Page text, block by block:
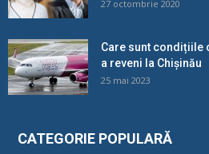
27 octombrie 2020
Care sunt condițiile
a reveni la Chișinău
25 mai 2023
CATEGORIE POPULARĂ